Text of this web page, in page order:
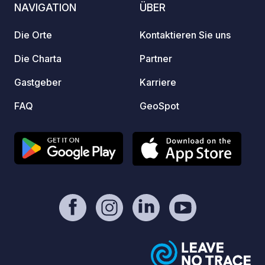
prüfen und Ihren Stellplatz zu
offiziellen Link im Bereich „Kontakt /
Website“ dieser Seite.
Sie
NAVIGATION
Die Orte
Die Charta
Gastgeber
FAQ
ÜBER
Kontaktieren Sie uns
Partner
Karriere
GeoSpot